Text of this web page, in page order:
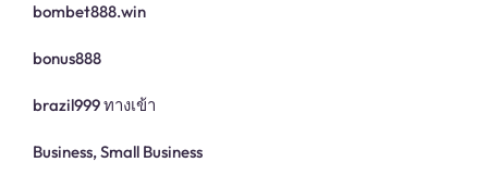
bombet888.win
bonus888
brazil999 ทางเข้า
Business, Small Business